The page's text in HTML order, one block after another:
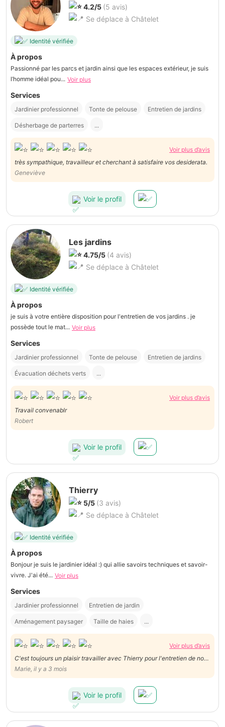
4.2/5 (5 avis)
Se déplace à Châtelet
Identité vérifiée
À propos
Passionné par les parcs et jardin ainsi que les espaces extérieur, je suis
l’homme idéal pou... Voir plus
Services
Jardinier professionnel Tonte de pelouse Entretien de jardins
Désherbage de parterres ...
Voir plus d’avis
très sympathique, travailleur et cherchant à satisfaire vos desiderata.
Geneviève
Voir le profil
Les jardins
4.75/5 (4 avis)
Se déplace à Châtelet
Identité vérifiée
À propos
je suis à votre entière disposition pour l'entretien de vos jardins . je
possède tout le mat... Voir plus
Services
Jardinier professionnel Tonte de pelouse Entretien de jardins
Évacuation déchets verts ...
Voir plus d’avis
Travail convenablr
Robert
Voir le profil
Thierry
5/5 (3 avis)
Se déplace à Châtelet
Identité vérifiée
À propos
Bonjour je suis le jardinier idéal :) qui allie savoirs techniques et savoir-
vivre. J'ai été... Voir plus
Services
Jardinier professionnel Entretien de jardin
Aménagement paysager Taille de haies ...
Voir plus d’avis
C'est toujours un plaisir travailler avec Thierry pour l'entretien de nos
espaces vertes, son travail est soigné et de très bonne qualité!
Marie, il y a 3 mois
Voir le profil